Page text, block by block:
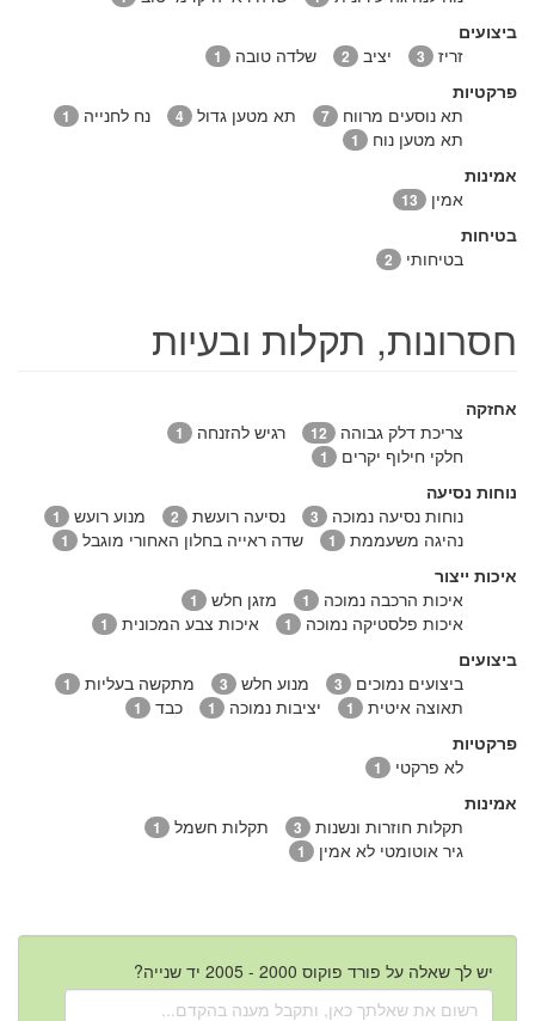
ביצועים
זריז
3 יציב 2 שלדה טובה 1
פרקטיות
תא נוסעים מרווח
7 תא מטען גדול 4 נח לחנייה 1
תא מטען נוח 1
אמינות
אמין
13
בטיחות
בטיחותי
2
חסרונות, תקלות ובעיות
אחזקה
צריכת דלק גבוהה
12 רגיש להזנחה 1
חלקי חילוף יקרים 1
נוחות נסיעה
נוחות נסיעה נמוכה
3 נסיעה רועשת 2 מנוע רועש 1
נהיגה משעממת 1 שדה ראייה בחלון האחורי מוגבל 1
איכות ייצור
איכות הרכבה נמוכה
1 מזגן חלש 1
איכות פלסטיקה נמוכה 1 איכות צבע המכונית 1
ביצועים
ביצועים נמוכים
3 מנוע חלש 3 מתקשה בעליות 1
תאוצה איטית 1 יציבות נמוכה 1 כבד 1
פרקטיות
לא פרקטי
1
אמינות
תקלות חוזרות ונשנות
3 תקלות חשמל 1
גיר אוטומטי לא אמין 1
יש לך שאלה על פורד פוקוס 2000 - 2005 יד שנייה?